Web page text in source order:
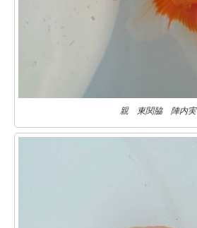
親 東関脇 陣内実